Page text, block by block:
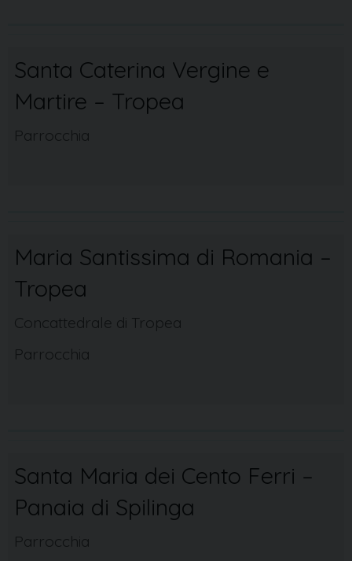
Santa Caterina Vergine e
Martire – Tropea
Parrocchia
Maria Santissima di Romania –
Tropea
Concattedrale di Tropea
Parrocchia
Santa Maria dei Cento Ferri –
Panaia di Spilinga
Parrocchia